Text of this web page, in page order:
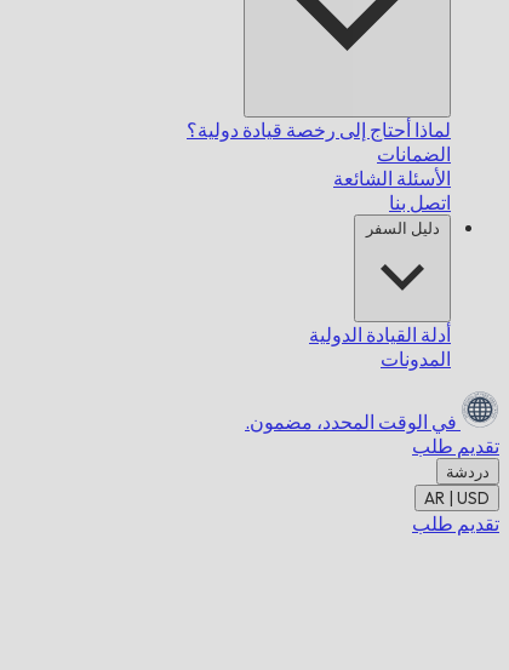
لماذا أحتاج إلى رخصة قيادة دولية؟
الضمانات
الأسئلة الشائعة
اتصل بنا
دليل السفر
أدلة القيادة الدولية
المدونات
في الوقت المحدد، مضمون.
تقديم طلب
دردشة
AR | USD
تقديم طلب